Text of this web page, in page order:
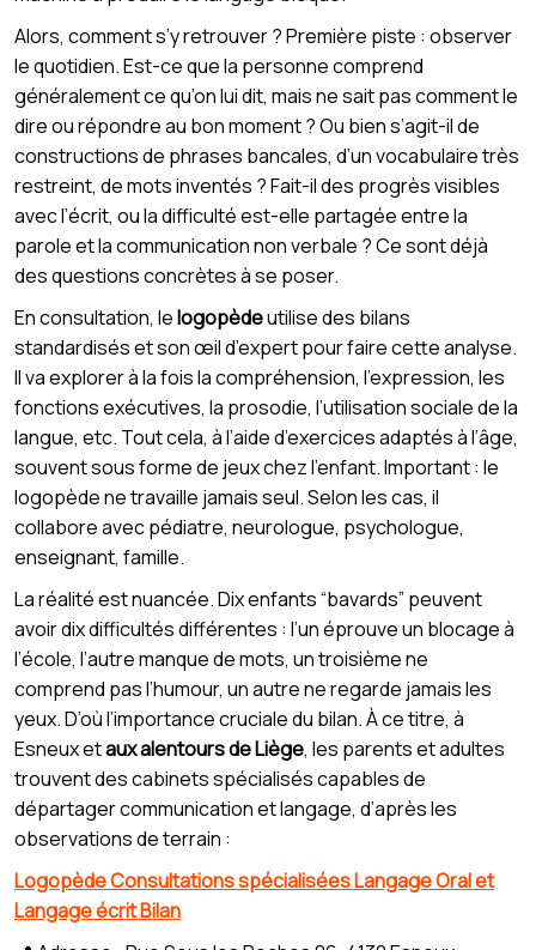
Alors, comment s’y retrouver ? Première piste : observer
le quotidien. Est-ce que la personne comprend
généralement ce qu’on lui dit, mais ne sait pas comment le
dire ou répondre au bon moment ? Ou bien s’agit-il de
constructions de phrases bancales, d’un vocabulaire très
restreint, de mots inventés ? Fait-il des progrès visibles
avec l’écrit, ou la difficulté est-elle partagée entre la
parole et la communication non verbale ? Ce sont déjà
des questions concrètes à se poser.
En consultation, lelogopèdeutilise des bilans
standardisés et son œil d’expert pour faire cette analyse.
Il va explorer à la fois la compréhension, l’expression, les
fonctions exécutives, la prosodie, l’utilisation sociale de la
langue, etc. Tout cela, à l’aide d’exercices adaptés à l’âge,
souvent sous forme de jeux chez l’enfant. Important : le
logopède ne travaille jamais seul. Selon les cas, il
collabore avec pédiatre, neurologue, psychologue,
enseignant, famille.
La réalité est nuancée. Dix enfants “bavards” peuvent
avoir dix difficultés différentes : l’un éprouve un blocage à
l’école, l’autre manque de mots, un troisième ne
comprend pas l’humour, un autre ne regarde jamais les
yeux. D’où l’importance cruciale du bilan. À ce titre, à
Esneux etaux alentours de Liège, les parents et adultes
trouvent des cabinets spécialisés capables de
départager communication et langage, d’après les
observations de terrain :
Logopède Consultations spécialisées Langage Oral et
Langage écrit Bilan